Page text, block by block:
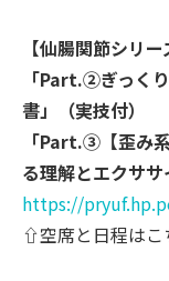
【仙腸関節シリ
「Part.②ぎっく
書」（実技付）
「Part.③【歪み
る理解とエクササ
https://
⇧空席と日程はこ